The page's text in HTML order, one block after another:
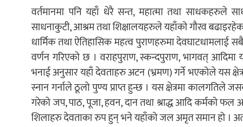
वर्तमानमा पनि यहाँ धेरै सन्त, महात्मा तथा साधकहरुले
साधनाकुटी, आश्रम तथा शिक्षालयहरुले यहाँको गौरव
धार्मिक तथा ऐतिहासिक महत्व पुराणहरुमा देवघाटधामलाई सबै
वर्णन गरिएको छ । वराहपुराण, स्कन्दपुराण, भागवत्
भनाई अनुसार यहाँ देवताहरु अटन (भ्रमण) गर्ने भएकोले यस
स्नान गर्नाले ठूलो पुण्य प्राप्त हुन्छ । यस क्षेत्रमा कालगतिले
गरेको जप, पाठ, पूजा, हवन, दान तथा श्राद्ध आदि कर्मको फल
शिलाहरु देवताका रुप हुन् भने यहाँको जल अमृत समान हो । अत